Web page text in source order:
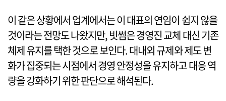
이 같은 상황에서 업계에서는 이 대표의 연임이 쉽지 않을
것이라는 전망도 나왔지만, 빗썸은 경영진 교체 대신 기존
체제 유지를 택한 것으로 보인다. 대내외 규제와 제도 변
화가 집중되는 시점에서 경영 안정성을 유지하고 대응 역
량을 강화하기 위한 판단으로 해석된다.